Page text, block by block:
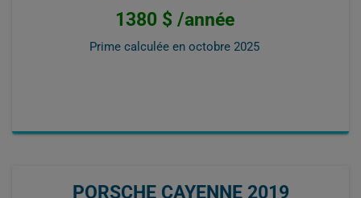
1380 $ /année
Prime calculée en octobre 2025
PORSCHE CAYENNE 2019